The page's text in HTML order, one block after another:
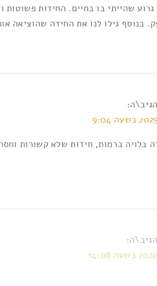
שהייתי בו בחיים. החידות
בנוסף גילו לנו את החידה שהוציאה
הגיב\ה:
בלויה ברמות, חידות שלא קשורות
הגיב\ה: